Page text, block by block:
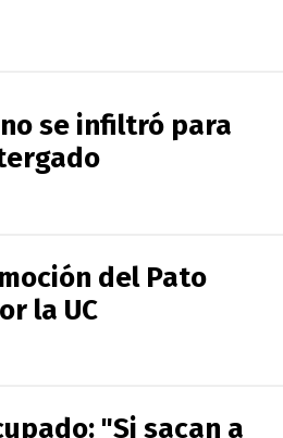
se infiltró para
del Pato
la UC
"Si sacan a